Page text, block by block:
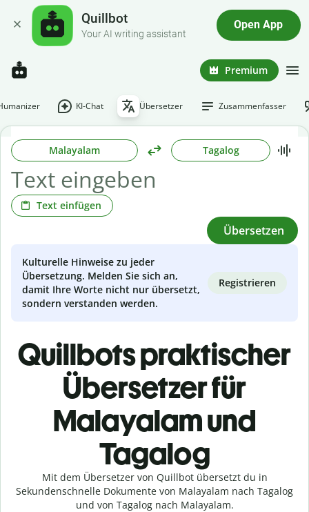
Quillbot
Your AI writing assistant
Open App
Premium
KI-Chat Übersetzer Zusammenfasser
Malayalam Tagalog
Text einfügen
Übersetzen
Kulturelle Hinweise zu jeder
Übersetzung. Melden Sie sich an,
damit Ihre Worte nicht nur übersetzt,
sondern verstanden werden.
Registrieren
Quillbots praktischer
Übersetzer für
Malayalam und
Tagalog
Mit dem Übersetzer von Quillbot übersetzt du in
Sekundenschnelle Dokumente von Malayalam nach Tagalog
und von Tagalog nach Malayalam.